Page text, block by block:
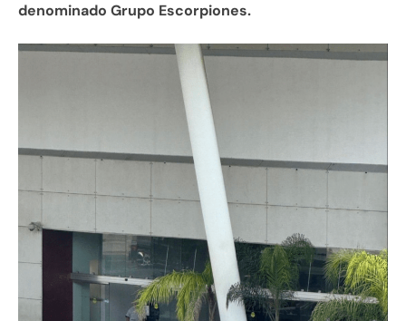
denominado Grupo Escorpiones.